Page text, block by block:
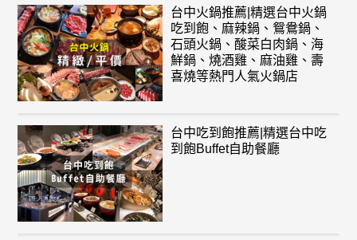
台中火鍋推薦|精選台中火鍋
吃到飽、麻辣鍋、鴛鴦鍋、
石頭火鍋、酸菜白肉鍋、海
鮮鍋、燒酒雞、麻油雞、壽
喜燒等熱門人氣火鍋店
台中吃到飽推薦|精選台中吃
到飽Buffet自助餐廳